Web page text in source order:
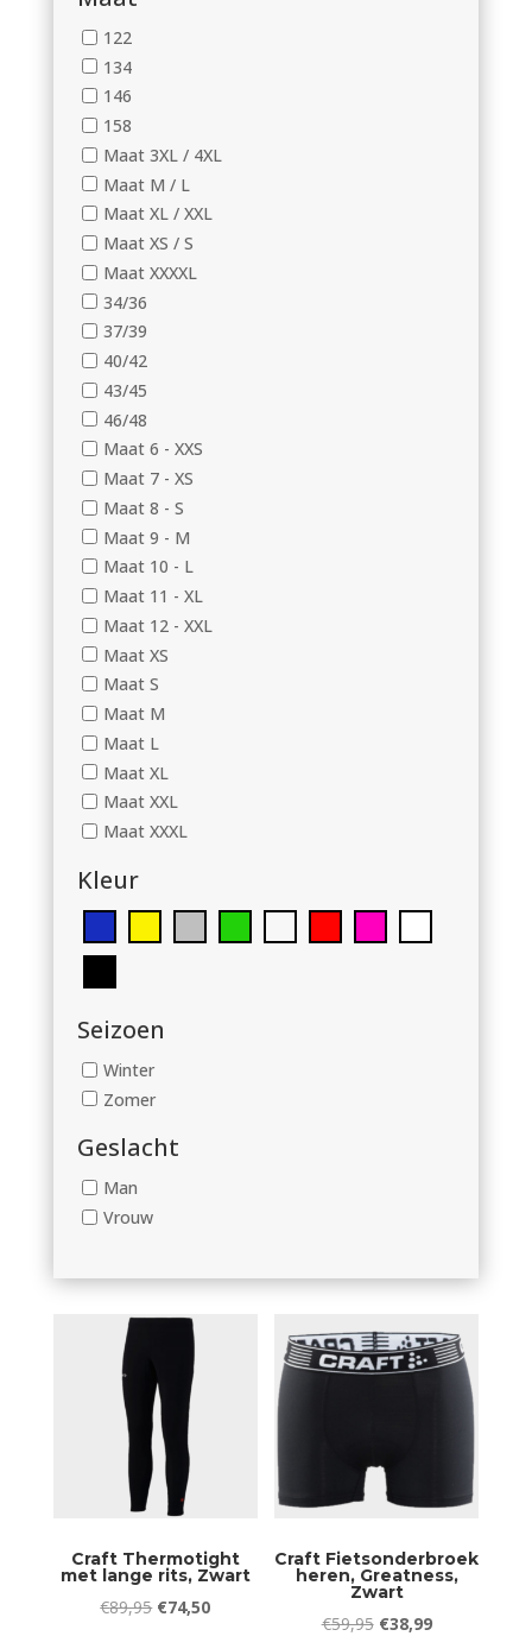
122
134
146
158
Maat 3XL / 4XL
Maat M / L
Maat XL / XXL
Maat XS / S
Maat XXXXL
34/36
37/39
40/42
43/45
46/48
Maat 6 - XXS
Maat 7 - XS
Maat 8 - S
Maat 9 - M
Maat 10 - L
Maat 11 - XL
Maat 12 - XXL
Maat XS
Maat S
Maat M
Maat L
Maat XL
Maat XXL
Maat XXXL
Kleur
Seizoen
Winter
Zomer
Geslacht
Man
Vrouw
Craft Thermotight
met lange rits, Zwart
€89,95 Oorspronkelijke
€74,50Huidige
Craft Fietsonderbroek
heren, Greatness,
Zwart
€59,95 Oorspronkelijke
€38,99Huidige